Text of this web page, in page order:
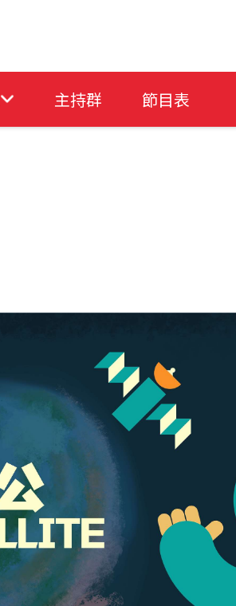
主持群 節目表